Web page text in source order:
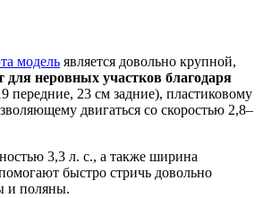
модель является довольно крупной,
для неровных участков благодаря
передние, 23 см задние), пластиковому
двигаться со скоростью 2,8–
3,3 л. с., а также ширина
быстро стричь довольно
и поляны.